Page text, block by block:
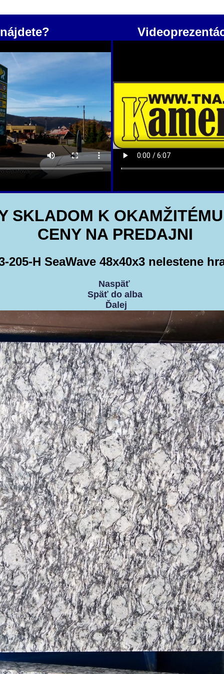
SKLADOM K
CENY NA PREDAJNI
205-H SeaWave 48x40x3 nelestene
Naspäť
Späť do alba
Ďalej